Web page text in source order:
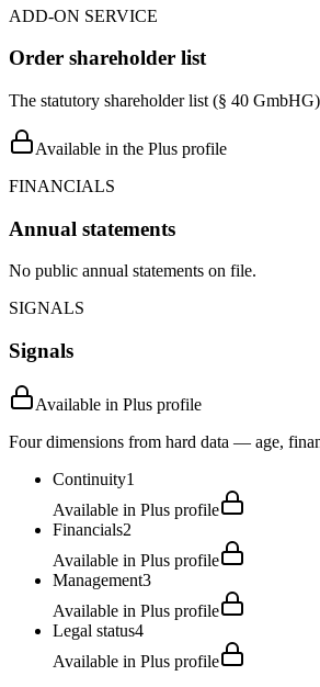
ADD-ON SERVICE
Order shareholder list
The statutory shareholder list (§ 40
Available in the Plus profile
FINANCIALS
Annual statements
No public annual statements on file.
SIGNALS
Signals
Available in Plus profile
Four dimensions from hard data — age,
Continuity1
Available in Plus profile
Financials2
Available in Plus profile
Management3
Available in Plus profile
Legal status4
Available in Plus profile